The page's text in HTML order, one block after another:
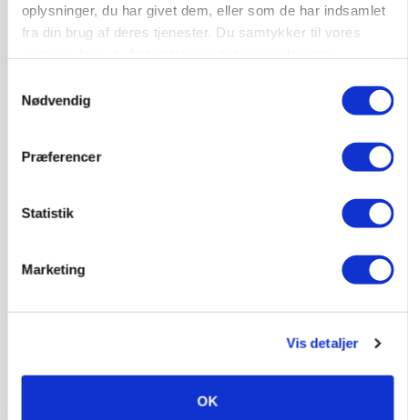
oplysninger, du har givet dem, eller som de har indsamlet
fra din brug af deres tjenester. Du samtykker til vores
Nødvendig
Præferencer
Statistik
Marketing
Vis detaljer
OK
Hvedeprisen sprang næsten 6 procent
Tysk industri trodser energipres og kinesisk